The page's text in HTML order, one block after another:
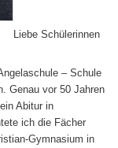
Liebe Schülerinnen
– Schule
Genau vor 50 Jahren
Abitur in
ich die Fächer
Gymnasium in